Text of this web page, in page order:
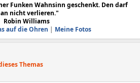
Funken Wahnsinn geschenkt. Den darf
nicht verlieren."
Robin Williams
auf die Ohren | Meine Fotos
Themas